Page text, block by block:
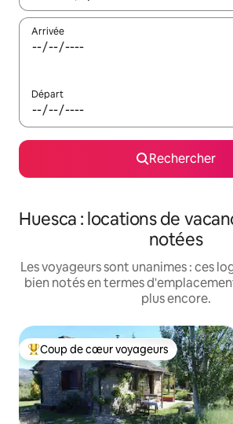
Arrivée
Départ
Rechercher
Huesca : locations de
notées
Les voyageurs sont unanimes : ces
bien notés en termes
plus encore.
Coups de cœur voyageurs les plus
Coup de cœur voyageurs